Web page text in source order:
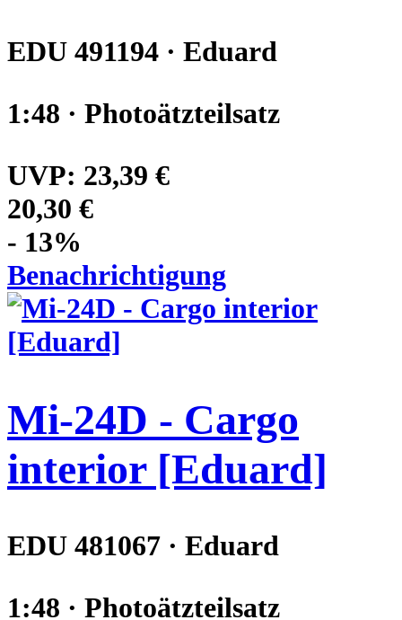
EDU 491194 · Eduard
1:48 · Photoätzteilsatz
UVP: 23,39 €
20,30 €
- 13%
Benachrichtigung
Mi-24D - Cargo
interior [Eduard]
EDU 481067 · Eduard
1:48 · Photoätzteilsatz